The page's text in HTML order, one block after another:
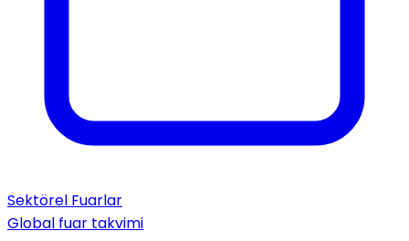
Sektörel Fuarlar
Global fuar takvimi